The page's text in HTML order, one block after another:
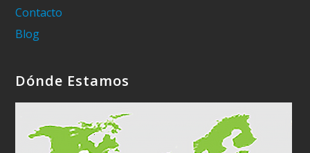
Contacto
Blog
Dónde Estamos